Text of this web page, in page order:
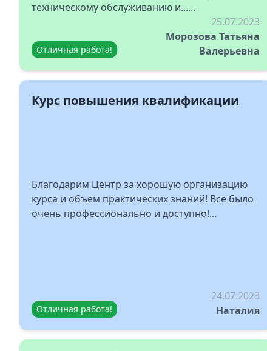
техническому обслуживанию и......
Отличная работа!
25.07.2023
Морозова Татьяна
Валерьевна
Курс повышения квалификации
Благодарим Центр за хорошую организацию
курса и объем практических знаний! Все было
очень профессионально и доступно!...
Отличная работа!
24.07.2023
Наталия